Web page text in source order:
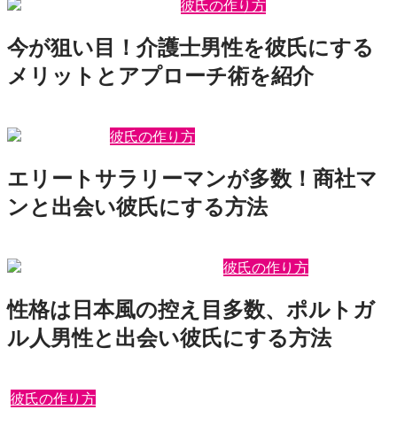
彼氏の作り方
今が狙い目！介護士男性を彼氏にする
メリットとアプローチ術を紹介
彼氏の作り方
エリートサラリーマンが多数！商社マ
ンと出会い彼氏にする方法
彼氏の作り方
性格は日本風の控え目多数、ポルトガ
ル人男性と出会い彼氏にする方法
彼氏の作り方